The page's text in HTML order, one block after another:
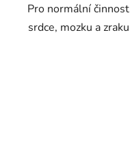
Pro normální činnost
srdce, mozku a zraku